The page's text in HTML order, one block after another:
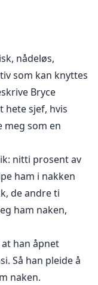
at du hadde noe
meg over
skrivebordet
gjorde meg enda
jeg hadde
synonym for
sin
ikke være nok.
grusomhet, men
nådeløs,
som kan knyttes
Bryce
hete sjef, hvis
meg som en
nitti prosent av
ham i nakken
de andre ti
ham naken,
han åpnet
Så han pleide å
naken.